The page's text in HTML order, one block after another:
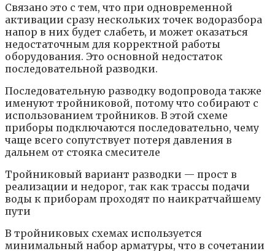
Связано это с тем, что при одновременной
активации сразу нескольких точек водоразбора
напор в них будет слабеть, и может оказаться
недостаточным для корректной работы
оборудования. Это основной недостаток
последовательной разводки.
Последовательную разводку водопровода также
именуют тройниковой, потому что собирают с
использованием тройников. В этой схеме
приборы подключаются последовательно, чему
чаще всего сопутствует потеря давления в
дальнем от стояка смесителе
Тройниковый вариант разводки — прост в
реализации и недорог, так как трассы подачи
воды к приборам проходят по наикратчайшему
пути
В тройниковых схемах используется
минимальный набор арматуры, что в сочетании